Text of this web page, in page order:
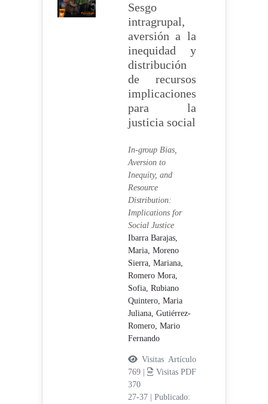
Sesgo
intragrupal,
aversión a la
inequidad y
distribución
de recursos
implicaciones
para la
justicia social
In-group Bias,
Aversion to
Inequity, and
Resource
Distribution:
Implications for
Social Justice
Ibarra Barajas,
Maria, Moreno
Sierra, Mariana,
Romero Mora,
Sofia, Rubiano
Quintero, Maria
Juliana, Gutiérrez-
Romero, Mario
Fernando
Visitas Artículo
769 |
Visitas PDF
370
27-37
Publicado: